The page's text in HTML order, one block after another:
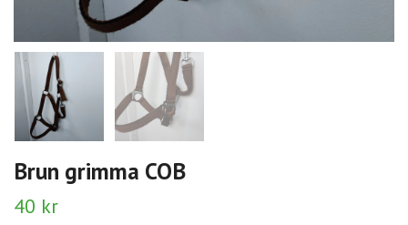
Brun grimma COB
40 kr